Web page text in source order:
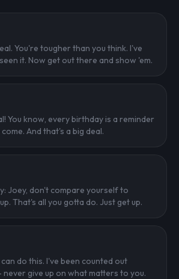
You're tougher than you think. I've
it. Now get out there and show 'em.
You know, every birthday is a reminder
And that's a big deal.
Joey, don't compare yourself to
That's all you gotta do. Just get up.
do this. I've been counted out
give up on what matters to you.